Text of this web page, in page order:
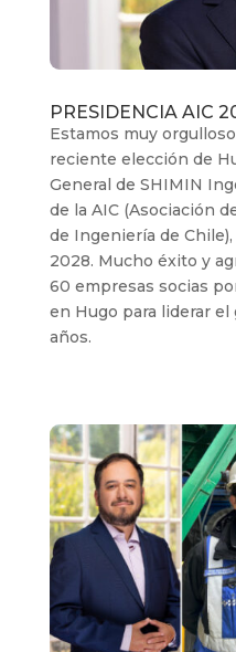
PRESIDENCIA AIC
Estamos muy
reciente elección de
General de SHIMIN
de la AIC (Asociación
de Ingeniería de
2028. Mucho éxito y
60 empresas socias
en Hugo para liderar
años.